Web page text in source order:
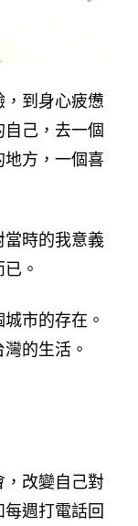
到身心疲憊
己，去一個
方，一個喜
當時的我意義
。
市的存在。
的生活。
改變自己對
週打電話回